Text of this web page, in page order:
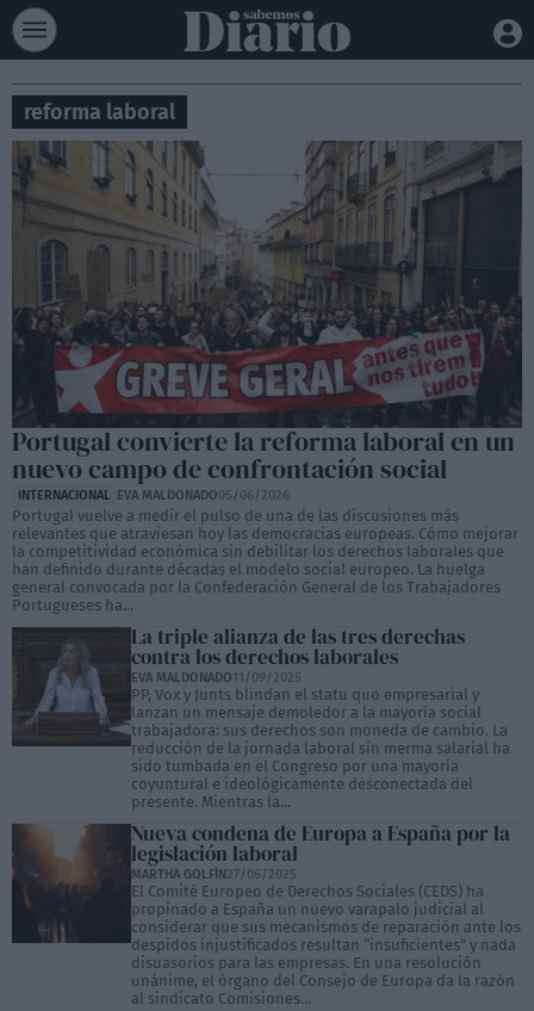
reforma laboral
Portugal convierte la reforma laboral en un
nuevo campo de confrontación social
INTERNACIONAL EVA MALDONADO05/06/2026
Portugal vuelve a medir el pulso de una de las discusiones más
relevantes que atraviesan hoy las democracias europeas. Cómo mejorar
la competitividad económica sin debilitar los derechos laborales que
han definido durante décadas el modelo social europeo. La huelga
general convocada por la Confederación General de los Trabajadores
Portugueses ha...
La triple alianza de las tres derechas
contra los derechos laborales
EVA MALDONADO11/09/2025
PP, Vox y Junts blindan el statu quo empresarial y
lanzan un mensaje demoledor a la mayoría social
trabajadora: sus derechos son moneda de cambio. La
reducción de la jornada laboral sin merma salarial ha
sido tumbada en el Congreso por una mayoría
coyuntural e ideológicamente desconectada del
presente. Mientras la...
Nueva condena de Europa a España por la
legislación laboral
MARTHA GOLFÍN27/06/2025
El Comité Europeo de Derechos Sociales (CEDS) ha
propinado a España un nuevo varapalo judicial al
considerar que sus mecanismos de reparación ante los
despidos injustificados resultan “insuficientes” y nada
disuasorios para las empresas. En una resolución
unánime, el órgano del Consejo de Europa da la razón
al sindicato Comisiones...